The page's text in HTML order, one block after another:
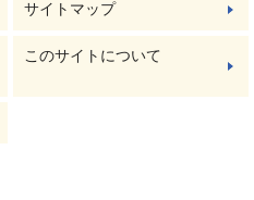
サイトマップ
このサイトについて